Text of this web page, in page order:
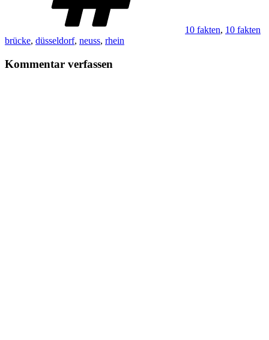
10 fakten, 10 fakten
brücke, düsseldorf, neuss, rhein
Kommentar verfassen